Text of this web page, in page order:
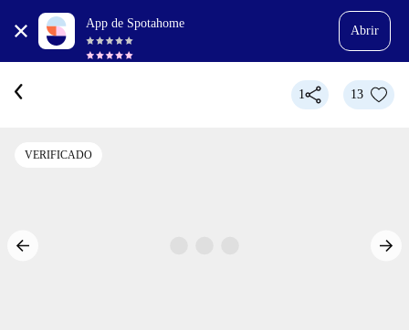
App de Spotahome
Abrir
1 13
VERIFICADO